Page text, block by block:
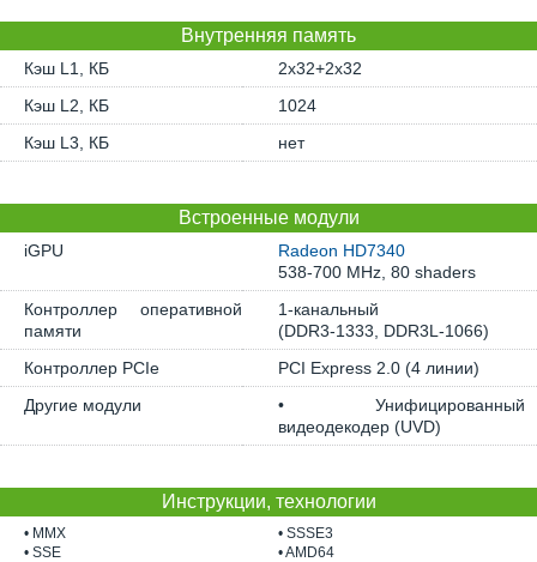
Внутренняя память
Кэш L1, КБ
2x32+2x32
Кэш L2, КБ
1024
Кэш L3, КБ
нет
Встроенные модули
iGPU
Radeon HD7340
538-700 MHz, 80 shaders
Контроллер оперативной
памяти
1-канальный
(DDR3-1333, DDR3L-1066)
Контроллер PCIe
PCI Express 2.0 (4 линии)
Другие модули
• Унифицированный
видеодекодер (UVD)
Инструкции, технологии
• MMX
• SSE
• SSSE3
• AMD64